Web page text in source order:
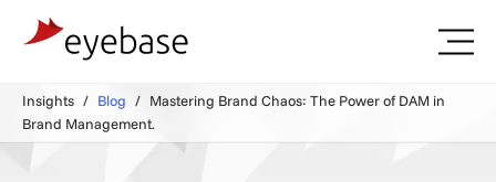
Insights Blog
Mastering Brand Chaos: The Power of DAM in
Brand Management.